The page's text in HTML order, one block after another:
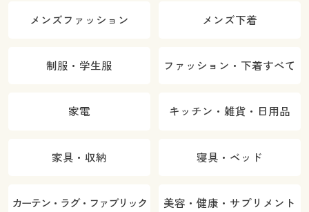
メンズファッション メンズ下着
制服・学生服 ファッション・下着すべて
家電 キッチン・雑貨・日用品
家具・収納 寝具・ベッド
カーテン・ラグ・ファブリック 美容・健康・サプリメント